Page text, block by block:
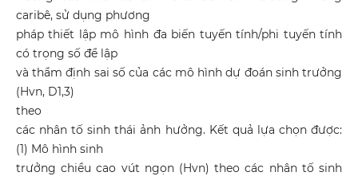
caribê, sử dụng phương
pháp thiết lập mô hình đa biến tuyến tính/phi tuyến tính
có trọng số để lập
và thẩm định sai số của các mô hình dự đoán sinh trưởng
(Hvn, D1,3)
theo
các nhân tố sinh thái ảnh hưởng. Kết quả lựa chọn được:
(1) Mô hình sinh
trưởng chiều cao vút ngọn (Hvn) theo các nhân tố sinh